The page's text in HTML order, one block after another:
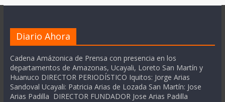
Diario Ahora
Cadena Amázonica de Prensa con presencia en los
departamentos de Amazonas, Ucayali, Loreto San Martín y
Huanuco DIRECTOR PERIODÍSTICO Iquitos: Jorge Arias
Sandoval Ucayali: Patricia Arias de Lozada San Martín: Jose
Arias Padilla DIRECTOR FUNDADOR Jose Arias Padilla